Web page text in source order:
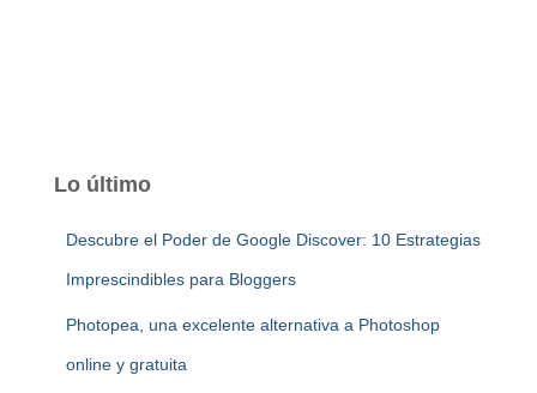
Lo último
Descubre el Poder de Google Discover: 10 Estrategias
Imprescindibles para Bloggers
Photopea, una excelente alternativa a Photoshop
online y gratuita